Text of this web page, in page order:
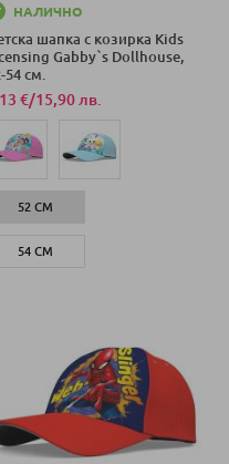
НАЛИЧНО
шапка с козирка Kids
Gabby`s Dollhouse,
54 см.
€/15,90 лв.
52 СМ
54 СМ